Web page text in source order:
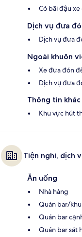
Có bãi đậu
Dịch vụ đưa
Dịch vụ đưa
Ngoài khuôn
Xe đưa đón
Dịch vụ đưa
Thông tin khác
Khu vực hút
Tiện nghi, dịch
Ăn uống
Nhà hàng
Quán bar/
Quán bar
Quán bar sát